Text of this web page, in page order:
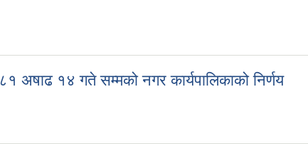
अषाढ १४ गते सम्मको नगर कार्यपालिकाको निर्णय